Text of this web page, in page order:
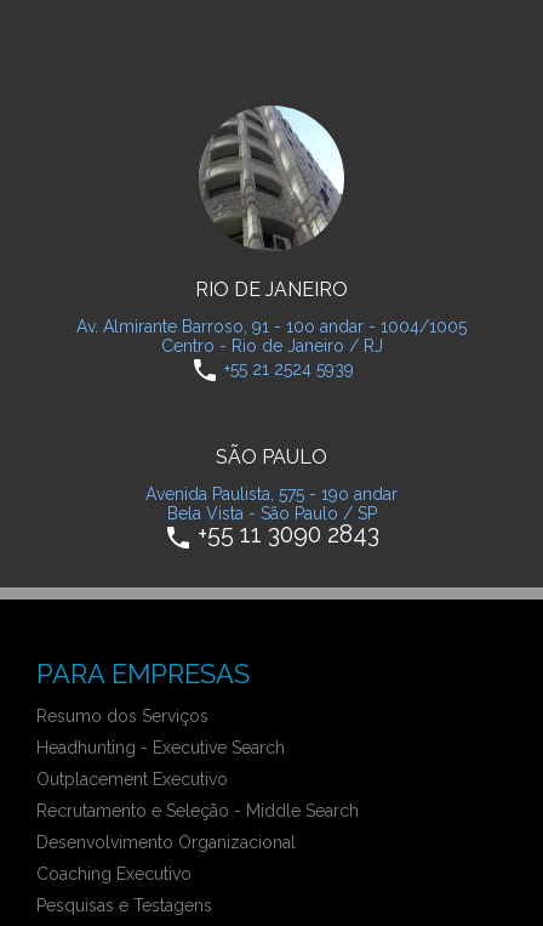
RIO DE JANEIRO
Av. Almirante Barroso, 91 - 10o andar - 1004/1005
Centro - Rio de Janeiro / RJ
phone +55 21 2524 5939
SÃO PAULO
Avenida Paulista, 575 - 19o andar
Bela Vista - São Paulo / SP
phone +55 11 3090 2843
PARA EMPRESAS
Resumo dos Serviços
Headhunting - Executive Search
Outplacement Executivo
Recrutamento e Seleção - Middle Search
Desenvolvimento Organizacional
Coaching Executivo
Pesquisas e Testagens